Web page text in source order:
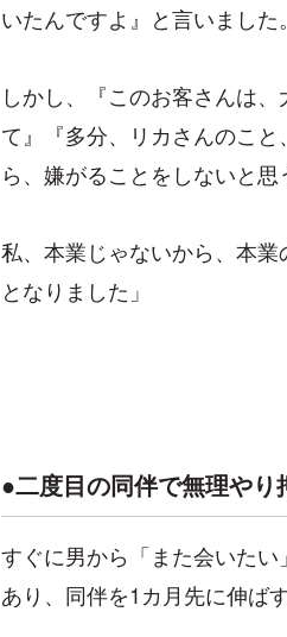
いたんですよ』と言いました。
しかし、『このお客さんは
て』『多分、リカさんのこ
ら、嫌がることをしないと
私、本業じゃないから、本業
となりました」
●二度目の同伴で無理やり
すぐに男から「また会いた
あり、同伴を1カ月先に伸ば